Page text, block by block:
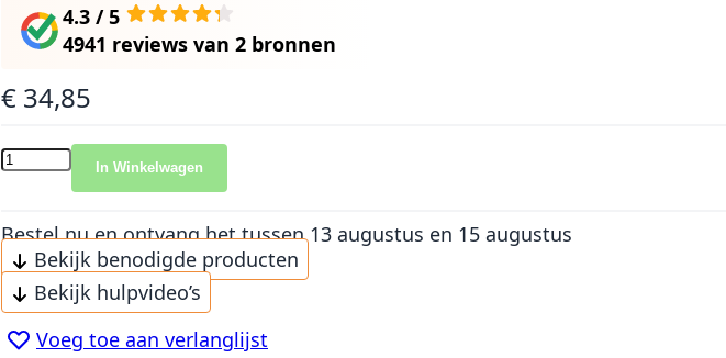
4.3 / 5
4941 reviews van 2 bronnen
€ 34,85
In Winkelwagen
Bestel nu en ontvang het tussen 13 augustus en 15 augustus
Bekijk benodigde producten
Bekijk hulpvideo’s
Voeg toe aan verlanglijst